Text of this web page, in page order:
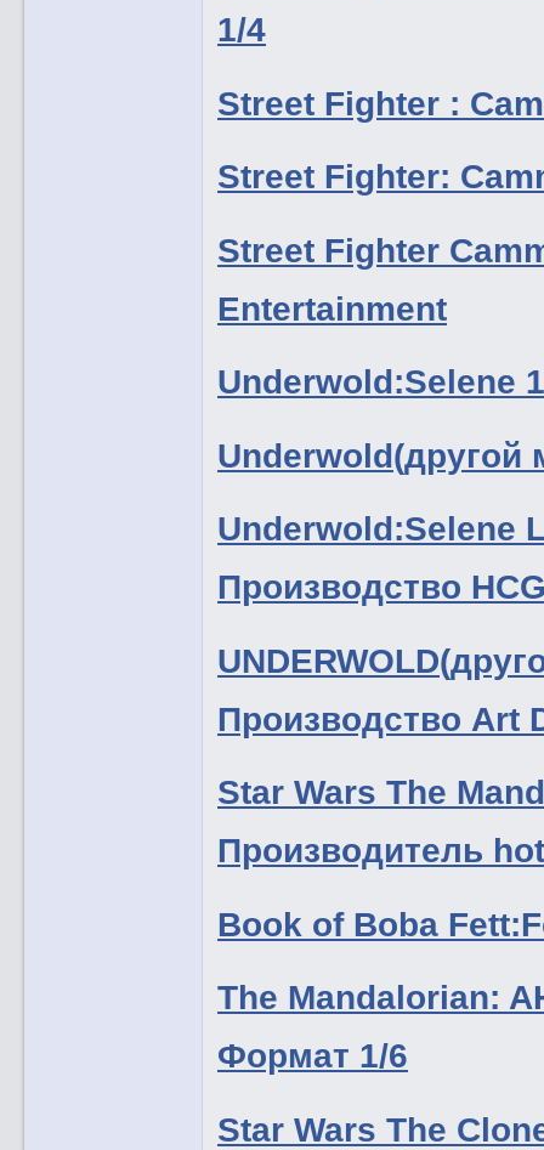
1/4
Street Fighter :
Street Fighter:
Street Fighter
Entertainment
Underwold:Selene
Underwold(другой
Underwold:Selene
Производство
Производство Art
Star Wars The
Производитель
Book of Boba
The Mandalorian:
Формат 1/6
Star Wars The